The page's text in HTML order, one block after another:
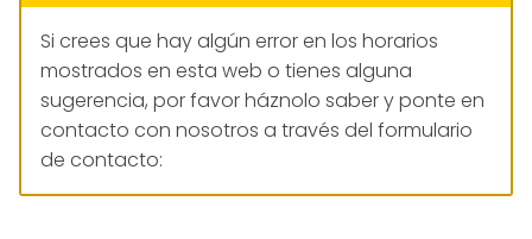
Si crees que hay algún error en los horarios
mostrados en esta web o tienes alguna
sugerencia, por favor háznolo saber y ponte en
contacto con nosotros a través del formulario
de contacto: